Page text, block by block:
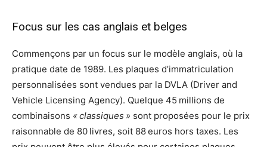
Focus sur les cas anglais et belges
Commençons par un focus sur le modèle anglais, où la
pratique date de 1989. Les plaques d’immatriculation
personnalisées sont vendues par la DVLA (Driver and
Vehicle Licensing Agency). Quelque 45 millions de
combinaisons « classiques » sont proposées pour le prix
raisonnable de 80 livres, soit 88 euros hors taxes. Les